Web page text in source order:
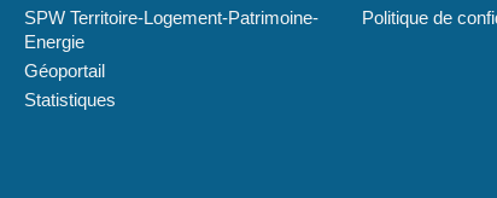
SPW Territoire-Logement-Patrimoine-
Energie
Géoportail
Statistiques
Politique de